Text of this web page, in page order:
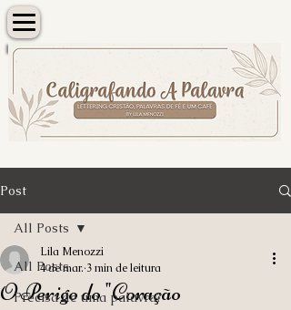
Post
All Posts
Precisa de uma palavra?
All Posts
O Perigo do "Coração
Lila Menozzi
4 de mar. 3 min de leitura